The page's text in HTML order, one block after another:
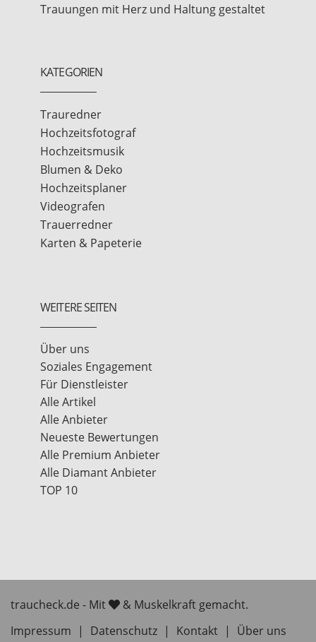
Trauungen mit Herz und Haltung gestaltet
KATEGORIEN
Trauredner
Hochzeitsfotograf
Hochzeitsmusik
Blumen & Deko
Hochzeitsplaner
Videografen
Trauerredner
Karten & Papeterie
WEITERE SEITEN
Über uns
Soziales Engagement
Für Dienstleister
Alle Artikel
Alle Anbieter
Neueste Bewertungen
Alle Premium Anbieter
Alle Diamant Anbieter
TOP 10
traucheck.de - Mit
& Muskelkraft gemacht.
Impressum
| Datenschutz | Kontakt |
Über uns